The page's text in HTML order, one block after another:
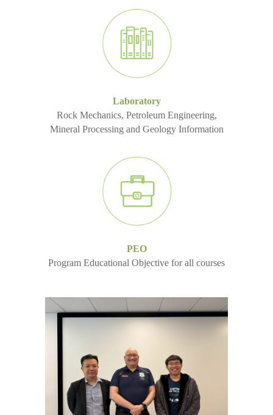
Laboratory
Rock Mechanics, Petroleum Engineering,
Mineral Processing and Geology Information
PEO
Program Educational Objective for all courses